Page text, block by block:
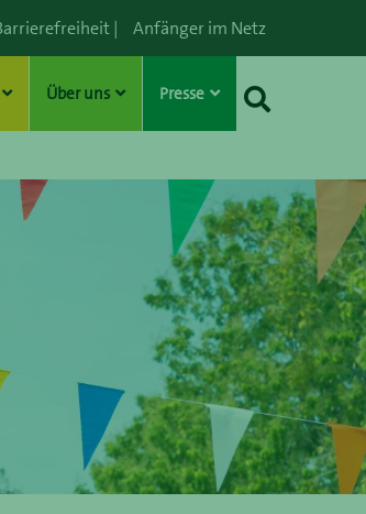
| Anfänger im Netz
Über uns Presse